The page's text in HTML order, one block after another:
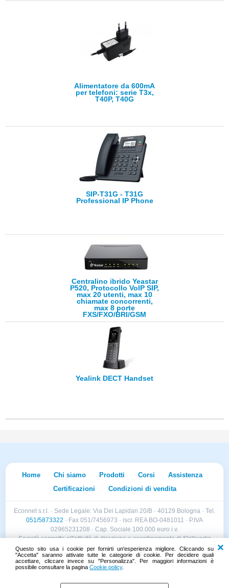
Questo sito usa i cookie per fornirti un'esperienza migliore. Cliccando su
"Accetta" saranno attivate tutte le categorie di cookie. Per decidere quali
accettare, cliccare invece su "Personalizza". Per maggiori informazioni è
possibile consultare la pagina Cookie policy.
Alimentatore da 600mA
per telefoni: serie T3x,
T40P, T40G
SIP-T31G - T31G
Professional IP Phone
Centralino ibrido Yeastar
P520, Protocollo VoIP SIP,
max 20 utenti, max 10
chiamate concorrenti,
max 8 porte
FXS/FXO/BRI/GSM
Yealink DECT Handset
Home Chi siamo Prodotti Corsi
Assistenza
Certificazioni
Condizioni di vendita
Econnet s.r.l. · Sede Legale: Via Dei Lapidari 20/B · 40129 Bologna · Tel.
051/5873322 · Fax 051/7456973 · iscr. REA BO-0481011 · P.IVA
02965231208 · Cap. Sociale 100.000 euro i.v.
Società soggetta all'attività di direzione e coordinamento di Skillworks
Holding s.r.l. · Sede Legale: Via Vittorio Emanuele II 28 · Roncadelle (BS)
- C.F. 04151440981